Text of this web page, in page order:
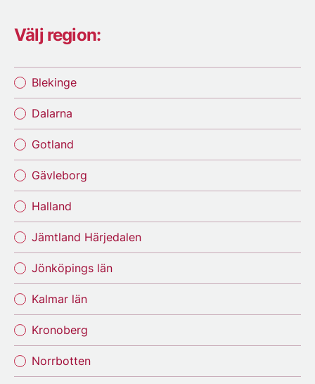
Välj region:
Blekinge
Dalarna
Gotland
Gävleborg
Halland
Jämtland Härjedalen
Jönköpings län
Kalmar län
Kronoberg
Norrbotten